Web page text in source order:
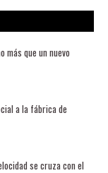
más que un nuevo
a la fábrica de
se cruza con el